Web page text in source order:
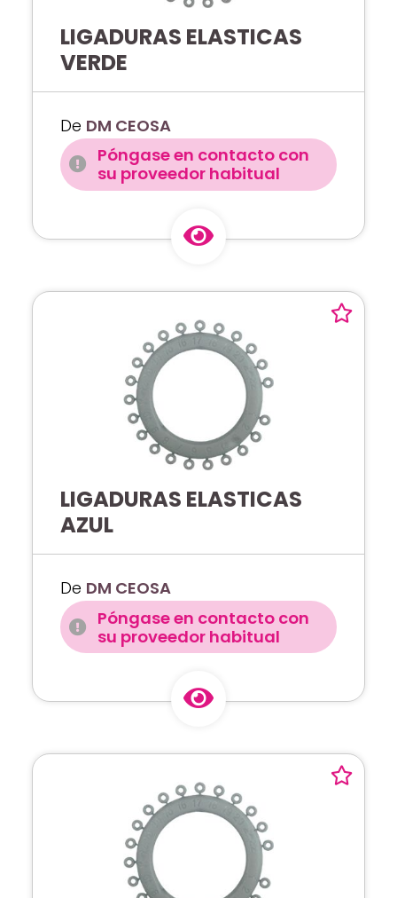
LIGADURAS ELASTICAS
VERDE
De DM CEOSA
Póngase en contacto con
su proveedor habitual
LIGADURAS ELASTICAS
AZUL
De DM CEOSA
Póngase en contacto con
su proveedor habitual